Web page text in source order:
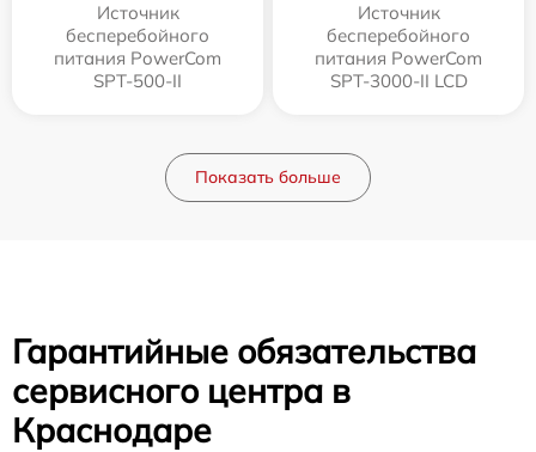
Источник
бесперебойного
питания PowerCom
SPT-500-II
Источник
бесперебойного
питания PowerCom
SPT-3000-II LCD
Показать больше
Гарантийные обязательства
сервисного центра в
Краснодаре